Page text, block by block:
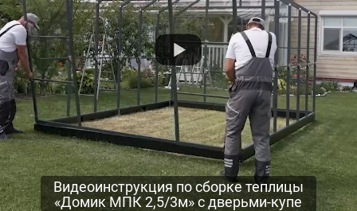
Видеоинструкция по сборке теплицы
«Домик МПК 2,5/3м» с дверьми-купе